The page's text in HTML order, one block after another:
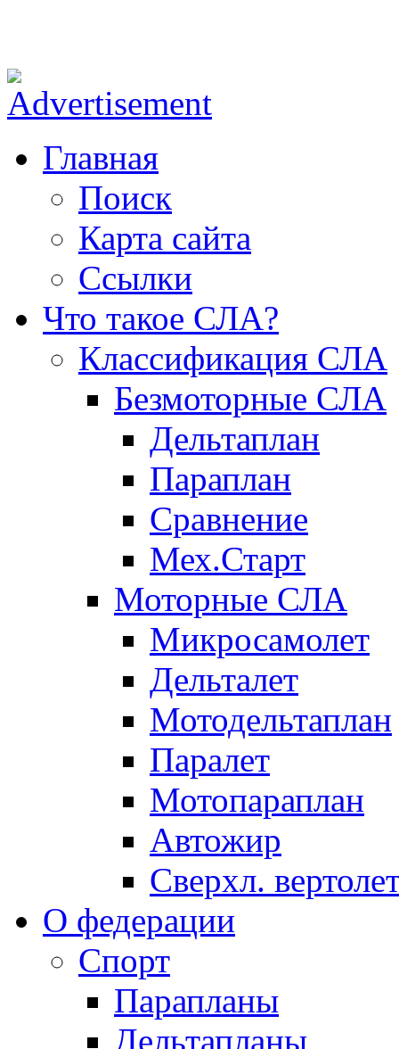
Главная
Поиск
Карта сайта
Ссылки
Что такое СЛА?
Классификация СЛА
Безмоторные СЛА
Дельтаплан
Параплан
Сравнение
Мех.Старт
Моторные СЛА
Микросамолет
Дельталет
Мотодельтаплан
Паралет
Мотопараплан
Автожир
Сверхл.
О федерации
Спорт
Парапланы
Дельтапланы